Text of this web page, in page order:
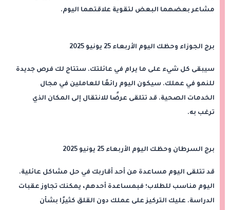
مشاعر بعضهما البعض لتقوية علاقتهما اليوم.
برج الجوزاء وحظك اليوم الأربعاء 25 يونيو 2025
سيبقى كل شيء على ما يرام في عائلتك. ستتاح لك فرص جديدة
للنمو في عملك. سيكون اليوم رائعًا للعاملين في مجال
الخدمات الصحية. قد تتلقى عرضًا للانتقال إلى المكان الذي
ترغب به.
برج السرطان وحظك اليوم الأربعاء 25 يونيو 2025
قد تتلقى اليوم مساعدة من أحد أقاربك في حل مشاكل عائلية.
اليوم مناسب للطلاب؛ فبمساعدة أحدهم، يمكنك تجاوز عقبات
الدراسة. عليك التركيز على عملك دون القلق كثيرًا بشأن